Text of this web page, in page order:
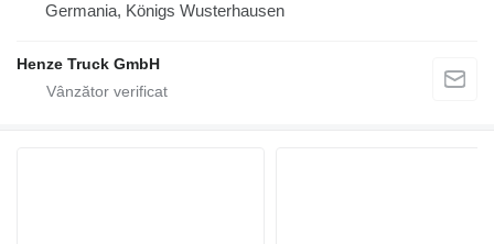
Germania, Königs Wusterhausen
Henze Truck GmbH